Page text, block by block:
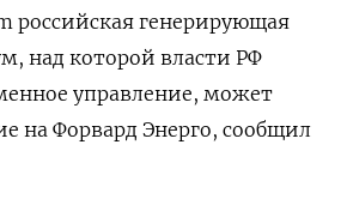
российская генерирующая
над которой власти РФ
управление, может
на Форвард Энерго, сообщил